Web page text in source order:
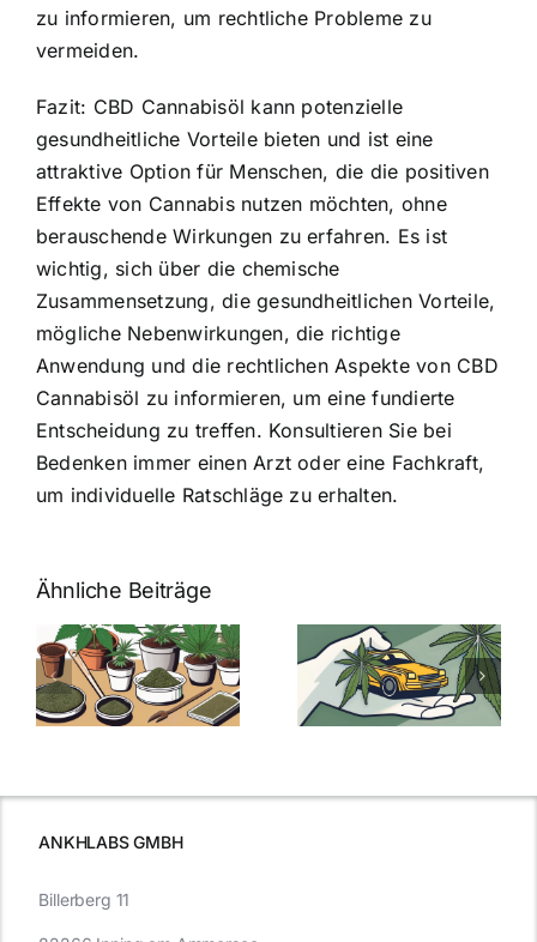
zu informieren, um rechtliche Probleme zu
vermeiden.
Fazit: CBD Cannabisöl kann potenzielle
gesundheitliche Vorteile bieten und ist eine
attraktive Option für Menschen, die die positiven
Effekte von Cannabis nutzen möchten, ohne
berauschende Wirkungen zu erfahren. Es ist
wichtig, sich über die chemische
Zusammensetzung, die gesundheitlichen Vorteile,
mögliche Nebenwirkungen, die richtige
Anwendung und die rechtlichen Aspekte von CBD
Cannabisöl zu informieren, um eine fundierte
Entscheidung zu treffen. Konsultieren Sie bei
Bedenken immer einen Arzt oder eine Fachkraft,
um individuelle Ratschläge zu erhalten.
Ähnliche Beiträge
Neue THC-
Grenzwert-
Regelung:
Was Sie über
Cannabis und
müssen
Cannabis
Samen
kaufen: Alles
was Sie
ANKHLABS GMBH
Billerberg 11